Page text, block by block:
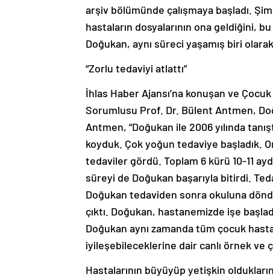
arşiv bölümünde çalışmaya başladı.
hastaların dosyalarının ona geldiğini,
Doğukan, aynı süreci yaşamış biri
“Zorlu tedaviyi atlattı”
İhlas Haber Ajansı’na konuşan ve
Sorumlusu Prof. Dr. Bülent Antmen,
Antmen, “Doğukan ile 2006 yılında
koyduk. Çok yoğun tedaviye başladık.
tedaviler gördü. Toplam 6 kürü 10-11
süreyi de Doğukan başarıyla bitirdi.
Doğukan tedaviden sonra okuluna
çıktı. Doğukan, hastanemizde işe
Doğukan aynı zamanda tüm çocuk
iyileşebileceklerine dair canlı örnek ve
Hastalarının büyüyüp yetişkin